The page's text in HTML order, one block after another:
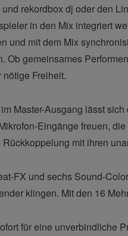
rekordbox dj oder den
in den Mix integriert
und mit dem Mix
Ob gemeinsames
Freiheit.
Master-Ausgang lässt
Eingänge freuen,
mit ihren
FX und sechs Sound-
klingen. Mit den 16
für eine unverbindliche